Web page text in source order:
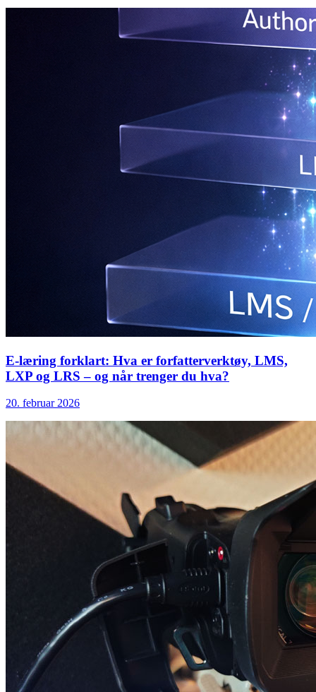
E-læring forklart: Hva er forfatterverktøy, LMS,
LXP og LRS – og når trenger du hva?
20. februar 2026